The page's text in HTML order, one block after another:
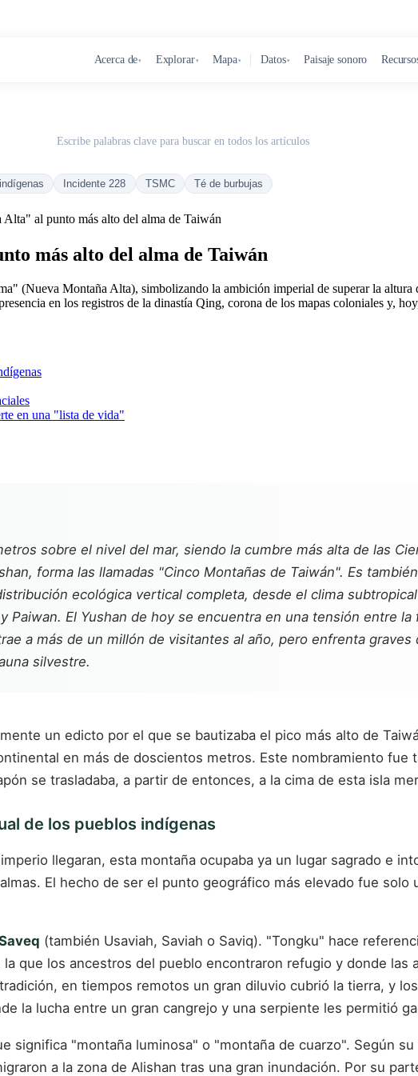
Acerca de▾ Explorar▾ Mapa▾ Datos▾ Paisaje sonoro
Escribe palabras clave para buscar en todos los artículos
Incidente 228 TSMC Té de burbujas
al punto más alto del alma de Taiwán
más alto del alma de Taiwán
(Nueva Montaña Alta), simbolizando la ambición imperial de superar la
en los registros de la dinastía Qing, corona de los mapas coloniales y,
en una "lista de vida"
sobre el nivel del mar, siendo la cumbre más alta de las
forma las llamadas "Cinco Montañas de Taiwán". Es
ecológica vertical completa, desde el clima
Paiwan. El Yushan de hoy se encuentra en una tensión entre
a más de un millón de visitantes al año, pero enfrenta
silvestre.
un edicto por el que se bautizaba el pico más alto de
en más de doscientos metros. Este nombramiento
se trasladaba, a partir de entonces, a la cima de esta isla
de los pueblos indígenas
llegaran, esta montaña ocupaba ya un lugar sagrado e
El hecho de ser el punto geográfico más elevado fue
(también Usaviah, Saviah o Saviq). "Tongku" hace
que los ancestros del pueblo encontraron refugio y donde las
en tiempos remotos un gran diluvio cubrió la tierra, y
la lucha entre un gran cangrejo y una serpiente les permitió
significa "montaña luminosa" o "montaña de cuarzo". Según
a la zona de Alishan tras una gran inundación. Por su